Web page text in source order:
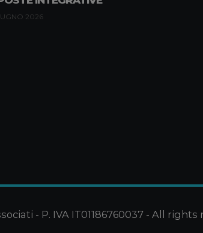
2026
- P. IVA IT01186760037 - All rights